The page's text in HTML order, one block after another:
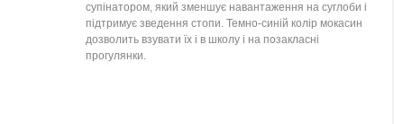
супінатором, який зменшує навантаження на суглоби і
підтримує зведення стопи. Темно-синій колір мокасин
дозволить взувати їх і в школу і на позакласні
прогулянки.